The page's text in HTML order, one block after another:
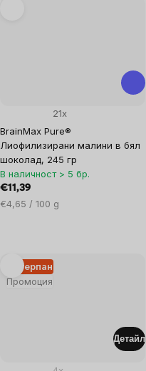
BrainMax Pure®
Лиофилизирани малини в бял
шоколад, 245 гр
21x
В наличност > 5 бр.
€11,39
Цена
€4,65 / 100 g
Промоция
Изчерпан
Детайл